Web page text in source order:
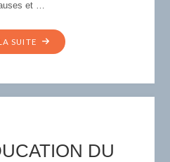
et …
SUITE "F4
–
GÉRIATRIQUEDU